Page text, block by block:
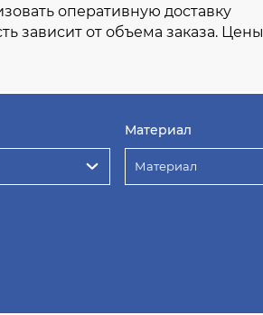
оперативную доставку
зависит от объема заказа. Цены
Материал
Материал